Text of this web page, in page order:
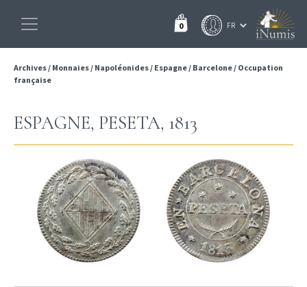
0
Archives/ Monnaies/ Napoléonides/ Espagne/ Barcelone/ Occupation
française
ESPAGNE, PESETA, 1813